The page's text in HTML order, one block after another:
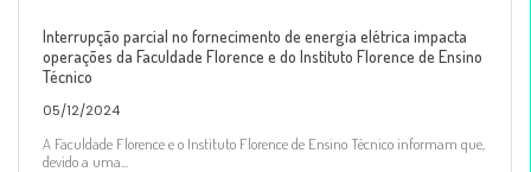
Interrupção parcial no fornecimento de energia elétrica impacta
operações da Faculdade Florence e do Instituto Florence de Ensino
Técnico
05/12/2024
A Faculdade Florence e o Instituto Florence de Ensino Técnico informam que,
devido a uma...